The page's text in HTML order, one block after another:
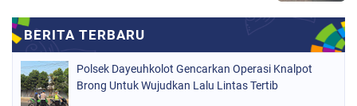
Polsek Dayeuhkolot Gencarkan Operasi Knalpot
Brong Untuk Wujudkan Lalu Lintas Tertib